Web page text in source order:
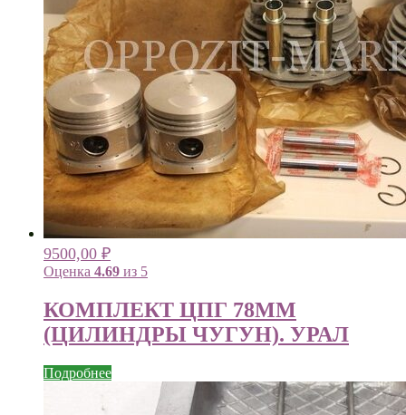
9500,00 ₽
Оценка 4.69 из 5
КОМПЛЕКТ ЦПГ 78ММ
(ЦИЛИНДРЫ ЧУГУН). УРАЛ
Подробнее